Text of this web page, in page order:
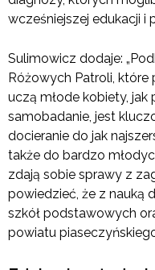
wcześniejszej edukacji i
Sulimowicz dodaje:
Różowych Patroli,
uczą młode kobiety,
samobadanie, jest
docieranie do jak
także do bardzo
zdają sobie sprawy z
powiedzieć, że z nauką
szkół podstawowych
powiatu